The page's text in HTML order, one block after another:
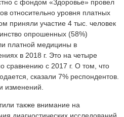
с фондом «Здоровье» провел
относительно уровня платных
приняли участие 4 тыс. человек
опрошенных (58%)
платной медицины в
в 2018 г. Это на четыре
сравнению с 2017 г. О том, что
сказали 7% респондентов.
изменений.
также внимание на